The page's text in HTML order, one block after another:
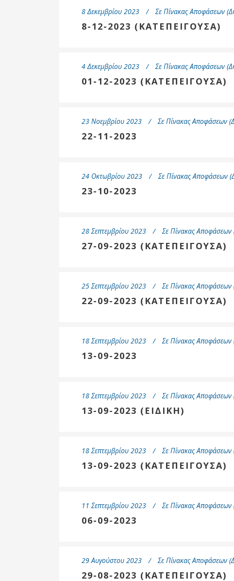
8 Δεκεμβρίου 2023 Σε Πίνακας Αποφάσεων
8-12-2023 (ΚΑΤΕΠΕΙΓΟΥΣΑ)
4 Δεκεμβρίου 2023 Σε Πίνακας Αποφάσεων
01-12-2023 (ΚΑΤΕΠΕΙΓΟΥΣΑ)
23 Νοεμβρίου 2023 Σε Πίνακας Αποφάσεων
22-11-2023
24 Οκτωβρίου 2023 Σε Πίνακας Αποφάσεων
23-10-2023
28 Σεπτεμβρίου 2023 Σε Πίνακας Αποφάσεων
27-09-2023 (ΚΑΤΕΠΕΙΓΟΥΣΑ)
25 Σεπτεμβρίου 2023 Σε Πίνακας Αποφάσεων
22-09-2023 (ΚΑΤΕΠΕΙΓΟΥΣΑ)
18 Σεπτεμβρίου 2023 Σε Πίνακας Αποφάσεων
13-09-2023
18 Σεπτεμβρίου 2023 Σε Πίνακας Αποφάσεων
13-09-2023 (ΕΙΔΙΚΗ)
18 Σεπτεμβρίου 2023 Σε Πίνακας Αποφάσεων
13-09-2023 (ΚΑΤΕΠΕΙΓΟΥΣΑ)
11 Σεπτεμβρίου 2023 Σε Πίνακας Αποφάσεων
06-09-2023
29 Αυγούστου 2023 Σε Πίνακας Αποφάσεων
29-08-2023 (ΚΑΤΕΠΕΙΓΟΥΣΑ)